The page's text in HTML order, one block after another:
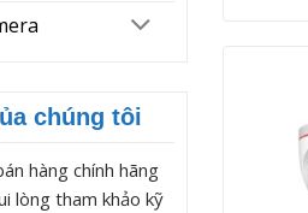
chúng tôi
hàng chính hãng
lòng tham khảo kỹ